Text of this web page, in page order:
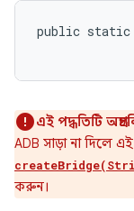
public static
এই পদ্ধতিটি
ADB সাড়া না দিলে
করুন।